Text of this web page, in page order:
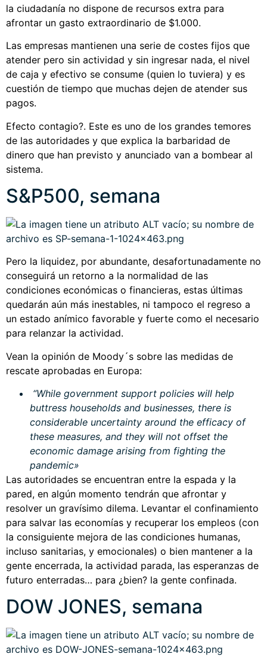
la ciudadanía no dispone de recursos extra para
afrontar un gasto extraordinario de $1.000.
Las empresas mantienen una serie de costes fijos que
atender pero sin actividad y sin ingresar nada, el nivel
de caja y efectivo se consume (quien lo tuviera) y es
cuestión de tiempo que muchas dejen de atender sus
pagos.
Efecto contagio?. Este es uno de los grandes temores
de las autoridades y que explica la barbaridad de
dinero que han previsto y anunciado van a bombear al
sistema.
S&P500, semana
Pero la liquidez, por abundante, desafortunadamente no
conseguirá un retorno a la normalidad de las
condiciones económicas o financieras, estas últimas
quedarán aún más inestables, ni tampoco el regreso a
un estado anímico favorable y fuerte como el necesario
para relanzar la actividad.
Vean la opinión de Moody´s sobre las medidas de
rescate aprobadas en Europa:
“While government support policies will help
buttress households and businesses, there is
considerable uncertainty around the efficacy of
these measures, and they will not offset the
economic damage arising from fighting the
pandemic»
Las autoridades se encuentran entre la espada y la
pared, en algún momento tendrán que afrontar y
resolver un gravísimo dilema. Levantar el confinamiento
para salvar las economías y recuperar los empleos (con
la consiguiente mejora de las condiciones humanas,
incluso sanitarias, y emocionales) o bien mantener a la
gente encerrada, la actividad parada, las esperanzas de
futuro enterradas… para ¿bien? la gente confinada.
DOW JONES, semana